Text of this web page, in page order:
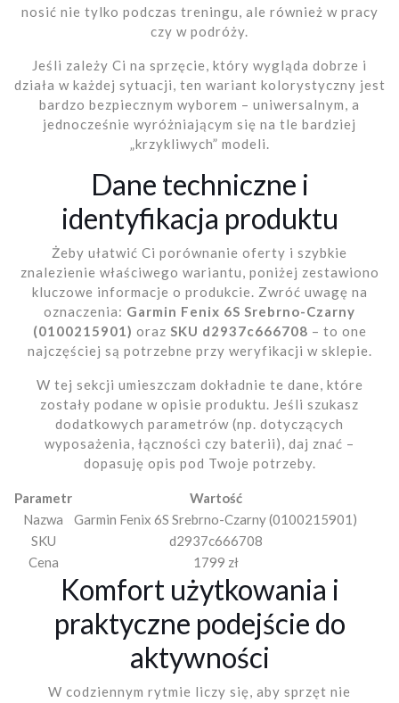
nosić nie tylko podczas treningu, ale również w pracy
czy w podróży.
Jeśli zależy Ci na sprzęcie, który wygląda dobrze i
działa w każdej sytuacji, ten wariant kolorystyczny jest
bardzo bezpiecznym wyborem – uniwersalnym, a
jednocześnie wyróżniającym się na tle bardziej
„krzykliwych” modeli.
Dane techniczne i
identyfikacja produktu
Żeby ułatwić Ci porównanie oferty i szybkie
znalezienie właściwego wariantu, poniżej zestawiono
kluczowe informacje o produkcie. Zwróć uwagę na
oznaczenia: Garmin Fenix 6S Srebrno-Czarny
(0100215901) oraz SKU d2937c666708 – to one
najczęściej są potrzebne przy weryfikacji w sklepie.
W tej sekcji umieszczam dokładnie te dane, które
zostały podane w opisie produktu. Jeśli szukasz
dodatkowych parametrów (np. dotyczących
wyposażenia, łączności czy baterii), daj znać –
dopasuję opis pod Twoje potrzeby.
Parametr
Wartość
Nazwa
Garmin Fenix 6S Srebrno-Czarny (0100215901)
SKU
d2937c666708
Cena
1799 zł
Komfort użytkowania i
praktyczne podejście do
aktywności
W codziennym rytmie liczy się, aby sprzęt nie